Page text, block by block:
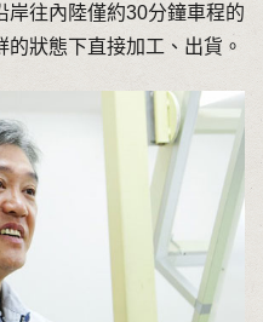
岸往內陸僅約30分鐘車程的
狀態下直接加工、出貨。